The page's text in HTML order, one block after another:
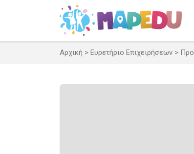
Αρχική > Ευρετήριο Επιχειρήσεων >